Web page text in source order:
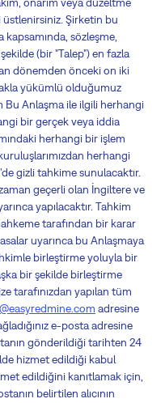
adresine
e-posta adresine
gönderildiği tarihten 24
hizmet edildiği kabul
edildiğini kanıtlamak için,
belirtilen alıcının